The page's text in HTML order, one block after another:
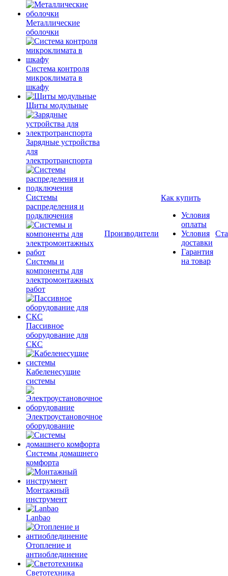
Металлические
оболочки
Система контроля
микроклимата в
шкафу
Щиты модульные
Зарядные устройства
для
электротранспорта
Системы
распределения и
подключения
Системы и
компоненты для
электромонтажных
работ
Пассивное
оборудование для
СКС
Кабеленесущие
системы
Электроустановочное
оборудование
Системы домашнего
комфорта
Монтажный
инструмент
Lanbao
Отопление и
антиоблединение
Светотехника
Производители
Как купить
Условия
оплаты
Условия
доставки
Гарантия
на товар